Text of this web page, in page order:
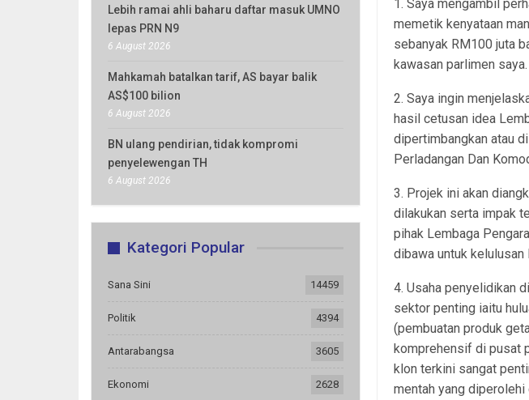
1. Saya mengambil
memetik kenyataan
sebanyak RM100 juta
kawasan parlimen saya.
2. Saya ingin
hasil cetusan idea
dipertimbangkan atau
Perladangan Dan
3. Projek ini akan
dilakukan serta impak
pihak Lembaga
dibawa untuk kelulusan
4. Usaha penyelidikan
sektor penting iaitu
(pembuatan produk
komprehensif di pusat
klon terkini sangat
mentah yang
Lebih ramai ahli baharu daftar masuk UMNO
lepas PRN N9
6 August 2026
Mahkamah batalkan tarif, AS bayar balik
AS$100 bilion
6 August 2026
BN ulang pendirian, tidak kompromi
penyelewengan TH
6 August 2026
Kategori Popular
Sana Sini 14459
Politik 4394
Antarabangsa 3605
Ekonomi 2628